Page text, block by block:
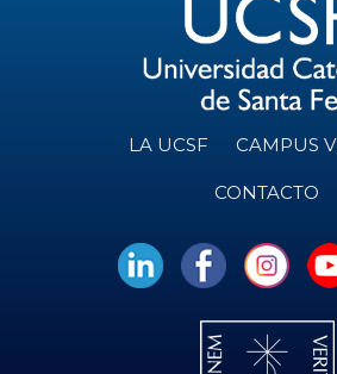
LA UCSF CAMPUS
CONTACTO